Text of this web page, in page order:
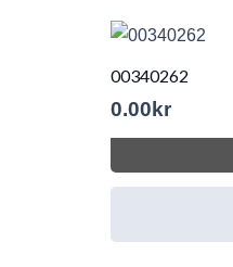
00340262
0.00 kr